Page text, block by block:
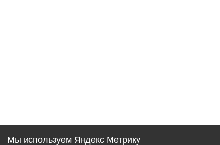
Мы используем Яндекс Метрику